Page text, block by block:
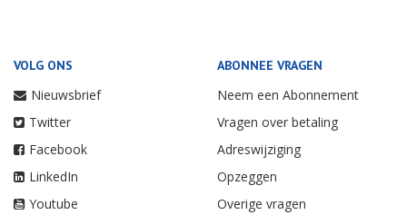
VOLG ONS
Nieuwsbrief
Twitter
Facebook
LinkedIn
Youtube
ABONNEE VRAGEN
Neem een Abonnement
Vragen over betaling
Adreswijziging
Opzeggen
Overige vragen